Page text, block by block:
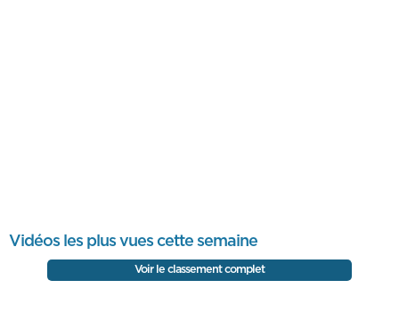
Vidéos les plus vues cette semaine
Voir le classement complet